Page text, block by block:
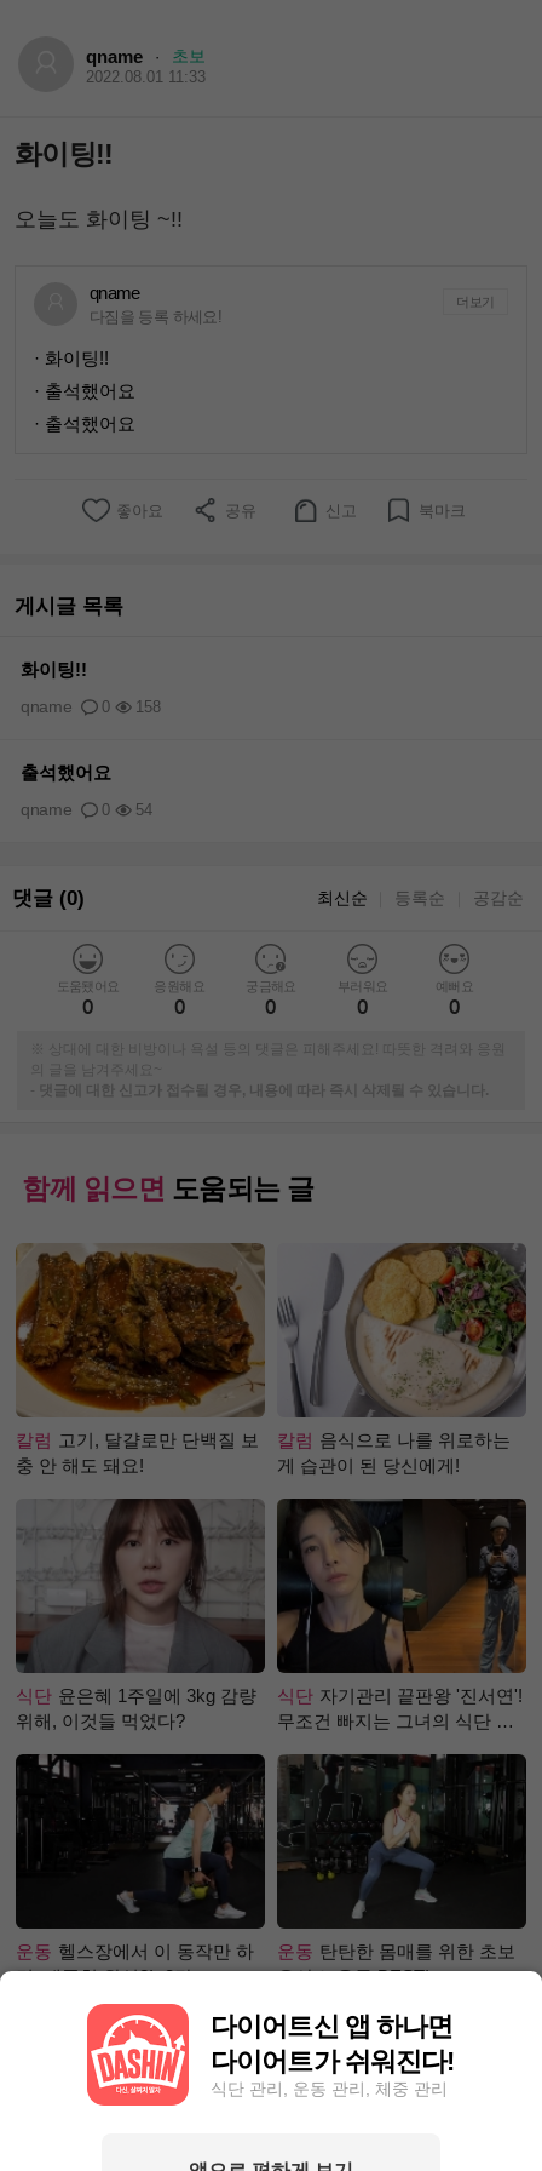
qname · 초보
2022.08.01 11:33
화이팅!!
오늘도 화이팅 ~!!
qname
다짐을 등록 하세요!
더보기
· 화이팅!!
· 출석했어요
· 출석했어요
좋아요 공유 신고 북마크
게시글 목록
화이팅!!
0 158
qname
출석했어요
0 54
qname
댓글 (0) 최신순 등록순 공감순
도움됐어요
0
응원해요
0
궁금해요
0
부러워요
0
예뻐요
0
※ 상대에 대한 비방이나 욕설 등의 댓글은 피해주세요! 따뜻한 격려와 응원
의 글을 남겨주세요~
-
댓글에 대한 신고가 접수될 경우, 내용에 따라 즉시 삭제될 수 있습니다.
함께 읽으면 도움되는 글
칼럼 고기, 달걀로만 단백질 보
충 안 해도 돼요!
칼럼 음식으로 나를 위로하는
게 습관이 된 당신에게!
식단 윤은혜 1주일에 3kg 감량
위해, 이것들 먹었다?
식단 자기관리 끝판왕 '진서연'!
무조건 빠지는 그녀의 식단 정
운동 헬스장에서 이 동작만 하
면, 애플힙 완성?! -2탄-
운동 탄탄한 몸매를 위한 초보
유산소 운동 BEST!
다이어트신 앱 하나면
다이어트가 쉬워진다!
식단 관리, 운동 관리, 체중 관리